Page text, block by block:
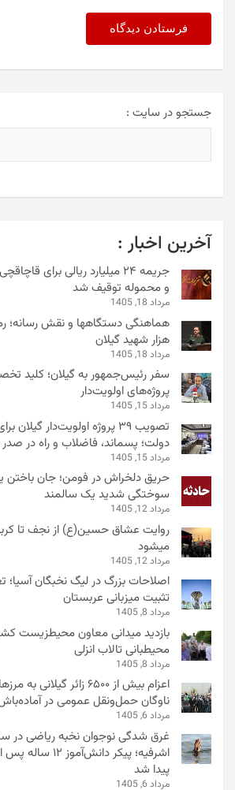
جستجو در سایت :
آخرین اخبار :
جریمه ۲۴ میلیارد ریالی برای
و محموله توقیف شد
مرداد 18, 1405
هزار شهید گیلان
مرداد 18, 1405
سفر رئیس‌جمهور به گیلان؛ کلید
پروژه‌های اولویت‌دار
مرداد 15, 1405
تصویب ۳۹ پروژه اولویت‌دار
دولت؛ پسماند، فاضلاب و راه در
مرداد 15, 1405
سوختگی شدید یک سالمند
مرداد 12, 1405
روایت عشاق حسین(ع) از نجف تا
میشود
مرداد 12, 1405
اصلاحات بزرگ در لیگ نخبگان آسیا؛
تثبیت میزبانی عربستان
مرداد 8, 1405
بازدید میدانی معاون محیطزیست
محیطبانی تالاب انزلی
مرداد 8, 1405
اعزام بیش از ۶۵۰۰ زائر
ناوگان حمل‌ونقل عمومی در
مرداد 6, 1405
غرق شدگی نوجوان نخبه ریاضی در
پیدا شد
مرداد 6, 1405